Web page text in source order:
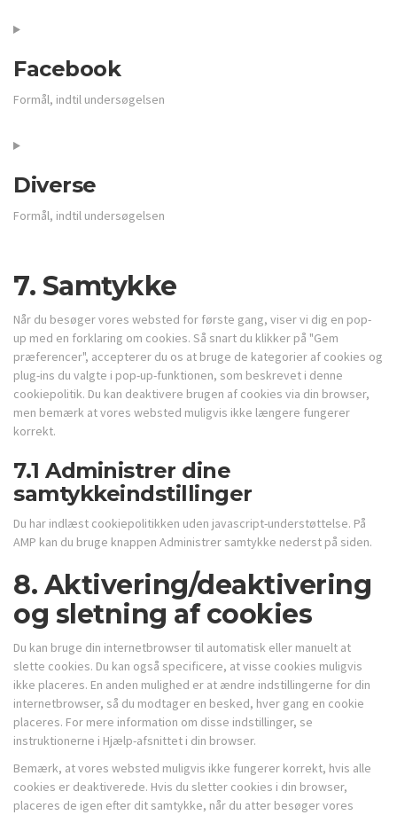
to
google-
maps
Facebook
Formål, indtil undersøgelsen
to
service
facebook
Diverse
Formål, indtil undersøgelsen
service
7. Samtykke
Når du besøger vores websted for første gang, viser vi dig en pop-
up med en forklaring om cookies. Så snart du klikker på "Gem
præferencer", accepterer du os at bruge de kategorier af cookies og
plug-ins du valgte i pop-up-funktionen, som beskrevet i denne
cookiepolitik. Du kan deaktivere brugen af ​​cookies via din browser,
men bemærk at vores websted muligvis ikke længere fungerer
korrekt.
7.1 Administrer dine
samtykkeindstillinger
Du har indlæst cookiepolitikken uden javascript-understøttelse. På
AMP kan du bruge knappen Administrer samtykke nederst på siden.
8. Aktivering/deaktivering
og sletning af cookies
Du kan bruge din internetbrowser til automatisk eller manuelt at
slette cookies. Du kan også specificere, at visse cookies muligvis
ikke placeres. En anden mulighed er at ændre indstillingerne for din
internetbrowser, så du modtager en besked, hver gang en cookie
placeres. For mere information om disse indstillinger, se
instruktionerne i Hjælp-afsnittet i din browser.
Bemærk, at vores websted muligvis ikke fungerer korrekt, hvis alle
cookies er deaktiverede. Hvis du sletter cookies i din browser,
placeres de igen efter dit samtykke, når du atter besøger vores